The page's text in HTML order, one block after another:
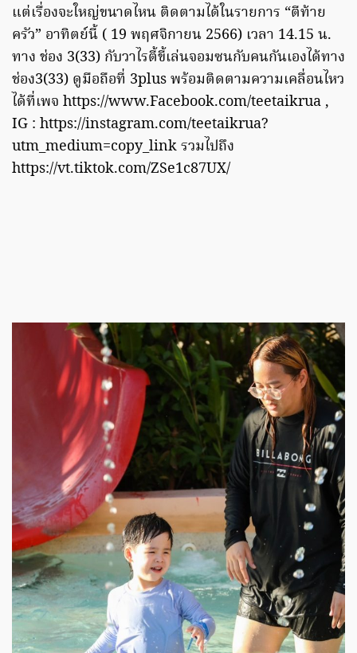
แต่เรื่องจะใหญ่ขนาดไหน ติดตามได้ในรายการ “ตีท้าย
ครัว” อาทิตย์นี้ ( 19 พฤศจิกายน 2566) เวลา 14.15 น.
ทาง ช่อง 3(33) กับวาไรตี้ขี้เล่นจอมซนกับคนกันเองได้ทาง
ช่อง3(33) ดูมือถือที่ 3plus พร้อมติดตามความเคลื่อนไหว
ได้ที่เพจ https://www.Facebook.com/teetaikrua ,
IG : https://instagram.com/teetaikrua?
utm_medium=copy_link รวมไปถึง
https://vt.tiktok.com/ZSe1c87UX/